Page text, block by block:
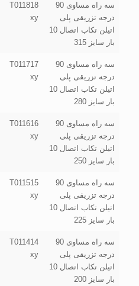
سه راه مساوی 90
درجه تزریقی پلی
اتیلن تکاب اتصال 10
بار سایز 315
T011818
xy
سه راه مساوی 90
درجه تزریقی پلی
اتیلن تکاب اتصال 10
بار سایز 280
T011717
xy
سه راه مساوی 90
درجه تزریقی پلی
اتیلن تکاب اتصال 10
بار سایز 250
T011616
xy
سه راه مساوی 90
درجه تزریقی پلی
اتیلن تکاب اتصال 10
بار سایز 225
T011515
xy
سه راه مساوی 90
درجه تزریقی پلی
اتیلن تکاب اتصال 10
بار سایز 200
T011414
xy